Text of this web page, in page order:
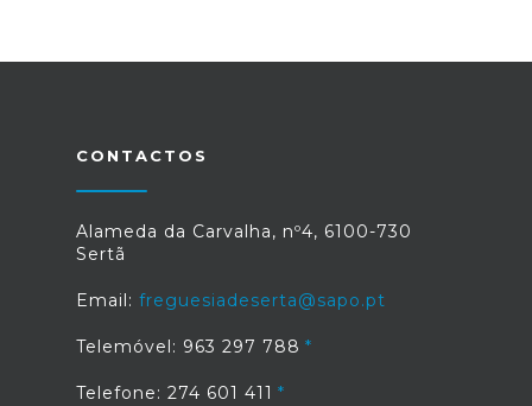
CONTACTOS
Alameda da Carvalha, nº4, 6100-730
Sertã
Email: freguesiadeserta@sapo.pt
Telemóvel: 963 297 788
Telefone: 274 601 411